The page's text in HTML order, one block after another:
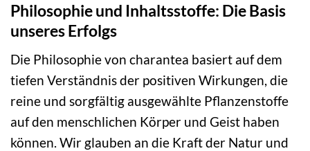
Philosophie und Inhaltsstoffe: Die Basis
unseres Erfolgs
Die Philosophie von charantea basiert auf dem
tiefen Verständnis der positiven Wirkungen, die
reine und sorgfältig ausgewählte Pflanzenstoffe
auf den menschlichen Körper und Geist haben
können. Wir glauben an die Kraft der Natur und